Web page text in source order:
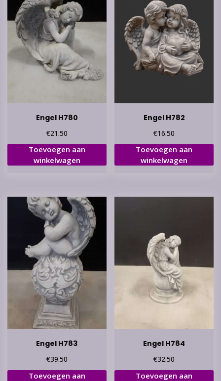
Engel H780
€21.50
Toevoegen aan
winkelwagen
Engel H782
€16.50
Toevoegen aan
winkelwagen
Engel H783
€39.50
Toevoegen aan
Engel H784
€32.50
Toevoegen aan